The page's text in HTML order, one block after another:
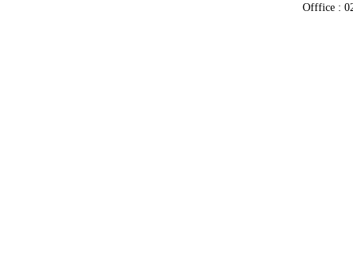
Offfice :